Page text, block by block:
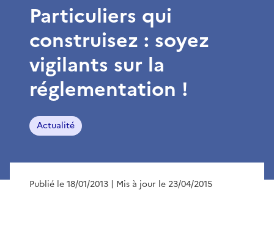
Particuliers qui
construisez : soyez
vigilants sur la
réglementation !
Actualité
Publié le 18/01/2013 | Mis à jour le 23/04/2015